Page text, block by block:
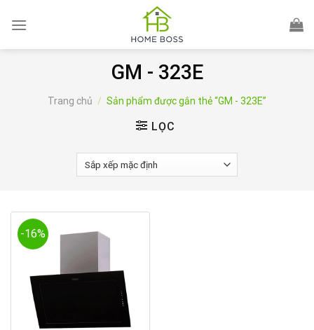
GM - 323E
Trang chủ / Sản phẩm được gắn thẻ “GM - 323E”
LỌC
-16%